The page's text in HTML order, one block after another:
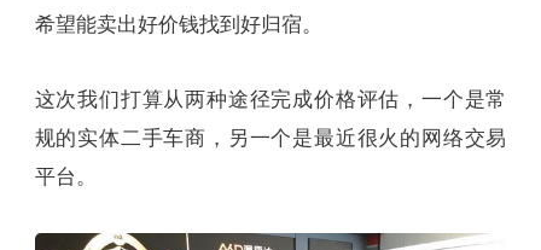
希望能卖出好价钱找到好归宿。
这次我们打算从两种途径完成价格评估，一个是常
规的实体二手车商，另一个是最近很火的网络交易
平台。